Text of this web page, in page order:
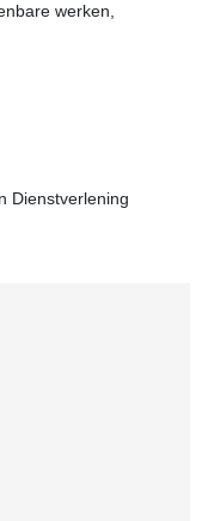
werken,
Dienstverlening